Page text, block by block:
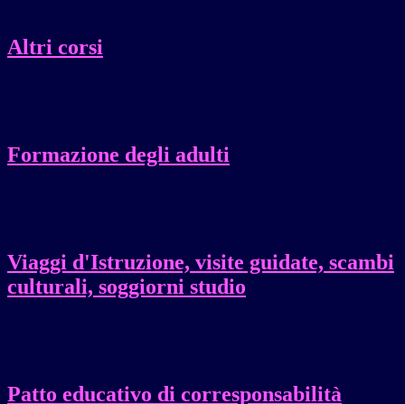
Altri corsi
Formazione degli adulti
Viaggi d'Istruzione, visite guidate, scambi
culturali, soggiorni studio
Patto educativo di corresponsabilità